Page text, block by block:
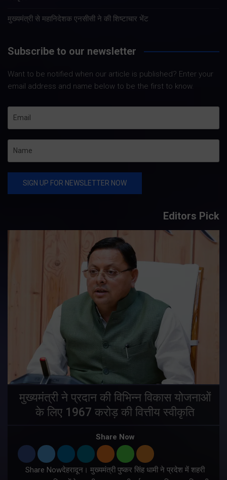
मुख्यमंत्री से महानिदेशक एनसीसी ने की शिष्टाचार भेंट
Subscribe to our newsletter
Want to be notified when our article is published? Enter your
email address and name below to be the first to know.
Editors Pick
मुख्यमंत्री ने प्रदान की विभिन्न विकास योजनाओं
के लिए 1967 करोड़ की वित्तीय स्वीकृति
Share Now
Share Nowदेहरादून। मुख्यमंत्री पुष्कर सिंह धामी ने प्रदेश में शहरी